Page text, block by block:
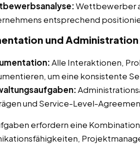
Wettbewerber
entsprechend
und
Alle Interaktionen,
um eine konsistente
und Service-Level-
erfordern eine